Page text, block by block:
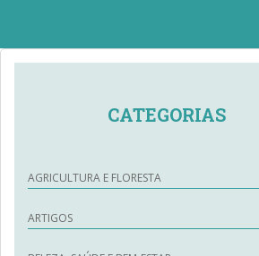
CATEGORIAS
AGRICULTURA E FLORESTA
ARTIGOS